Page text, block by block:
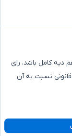
دیه کامل باشد، رای
نسبت به آن